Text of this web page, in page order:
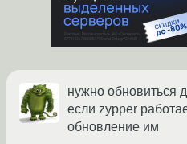
нужно обновиться
если zypper
обновление им